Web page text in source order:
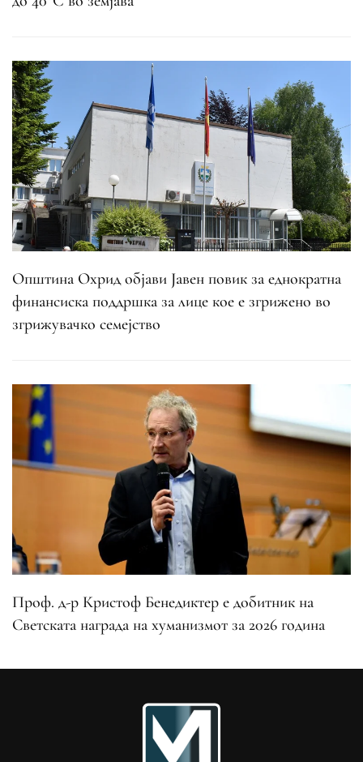
Општина Охрид објави Јавен повик за еднократна
финансиска поддршка за лице кое е згрижено во
згрижувачко семејство
Проф. д-р Кристоф Бенедиктер е добитник на
Светската награда на хуманизмот за 2026 година